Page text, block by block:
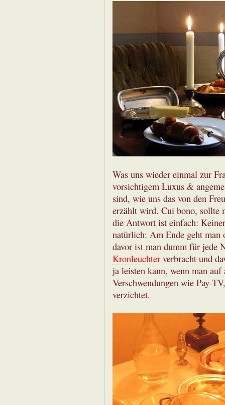
Was uns wieder einmal zur
vorsichtigem Luxus &
sind, wie uns das von den
erzählt wird. Cui bono, sollte
die Antwort ist einfach:
natürlich: Am Ende geht man
davor ist man dumm für jede
Kronleuchter verbracht und
ja leisten kann, wenn man
Verschwendungen wie Pay-
verzichtet.